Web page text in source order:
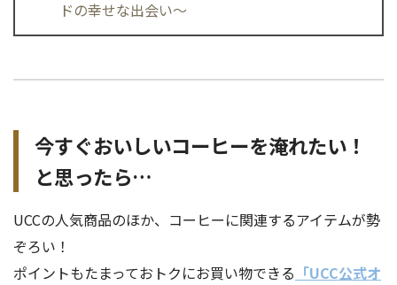
ドの幸せな出会い〜
今すぐおいしいコーヒーを淹れたい！
と思ったら…
UCCの人気商品のほか、コーヒーに関連するアイテムが勢
ぞろい！
ポイントもたまっておトクにお買い物できる 「UCC公式オ